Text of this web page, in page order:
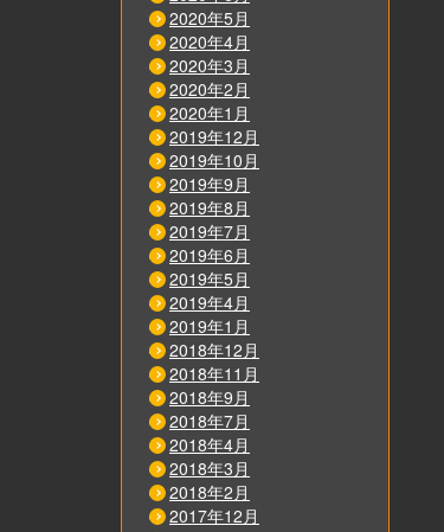
2020年5月
2020年4月
2020年3月
2020年2月
2020年1月
2019年12月
2019年10月
2019年9月
2019年8月
2019年7月
2019年6月
2019年5月
2019年4月
2019年1月
2018年12月
2018年11月
2018年9月
2018年7月
2018年4月
2018年3月
2018年2月
2017年12月